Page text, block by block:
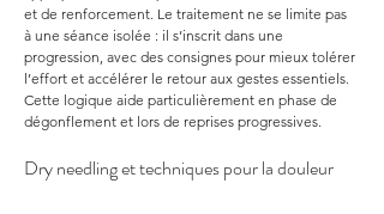
et de renforcement. Le traitement ne se limite pas
à une séance isolée : il s’inscrit dans une
progression, avec des consignes pour mieux tolérer
l’effort et accélérer le retour aux gestes essentiels.
Cette logique aide particulièrement en phase de
dégonflement et lors de reprises progressives.
Dry needling et techniques pour la douleur